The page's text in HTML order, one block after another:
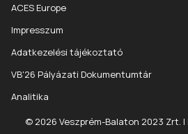
© 2026 Veszprém-Balaton 2023 Zrt.
ACES Europe
Impresszum
Adatkezelési tájékoztató
VB'26 Pályázati Dokumentumtár
Analitika